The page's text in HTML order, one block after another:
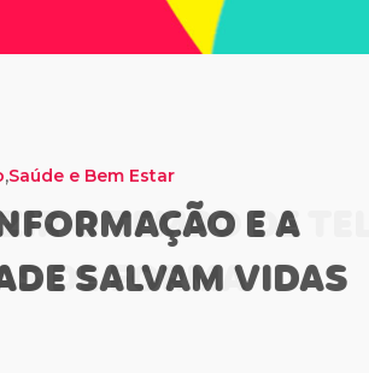
,Saúde e Bem Estar
E A
SALVAM VIDAS
O TEMPO DE TELA
DE FORMA